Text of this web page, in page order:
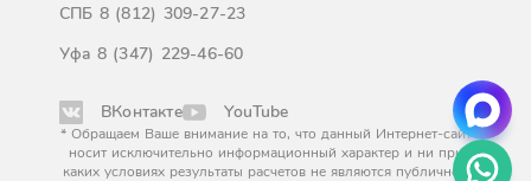
СПБ 8 (812) 309-27-23
Уфа 8 (347) 229-46-60
ВКонтакте YouTube
* Обращаем Ваше внимание на то, что данный Интернет-сайт
носит исключительно информационный характер и ни при
каких условиях результаты расчетов не являются публичной